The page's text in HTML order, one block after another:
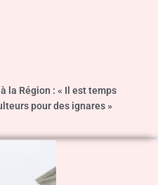
la Région : « Il est temps
pour des ignares »